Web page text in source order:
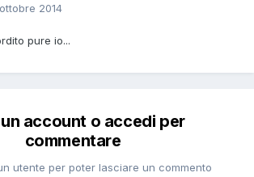
2014
pure io...
account o accedi per
commentare
utente per poter lasciare un commento